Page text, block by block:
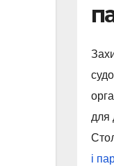
для
і